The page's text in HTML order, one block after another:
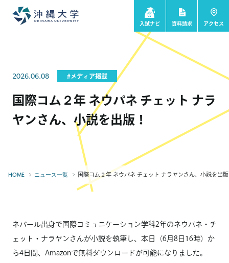
入試ナビ 資料請求 アクセス
2026.06.08 #メディア掲載
国際コム２年 ネウパネ チェット ナラ
ヤンさん、小説を出版！
HOME ニュース一覧 国際コム２年 ネウパネ チェット ナラヤンさん、小説を出
ネパール出身で国際コミュニケーション学科2年のネウパネ・チ
ェット・ナラヤンさんが小説を執筆し、本日（6月8日16時）か
ら4日間、Amazonで無料ダウンロードが可能になりました。